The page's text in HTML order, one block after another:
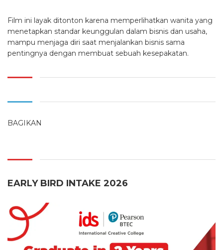
Film ini layak ditonton karena memperlihatkan wanita yang
menetapkan standar keunggulan dalam bisnis dan usaha,
mampu menjaga diri saat menjalankan bisnis sama
pentingnya dengan membuat sebuah kesepakatan.
BAGIKAN
EARLY BIRD INTAKE 2026